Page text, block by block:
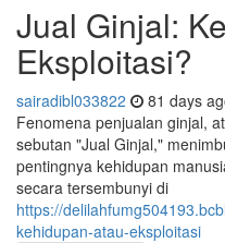
Jual Ginjal:
Eksploitasi?
sairadibl033822 81 days
Fenomena penjualan ginjal,
sebutan "Jual Ginjal,"
pentingnya kehidupan
secara tersembunyi di
https://
kehidupan-atau-eksploitasi